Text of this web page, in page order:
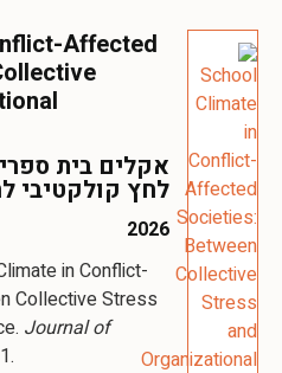
Affected
אקלים בית ספרי
לחץ קולקטיבי
2026
in Conflict-
Collective Stress
Journal of